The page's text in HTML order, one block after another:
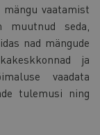
vaatamist
muutnud seda,
nad mängude
ja
vaadata
tulemusi ning